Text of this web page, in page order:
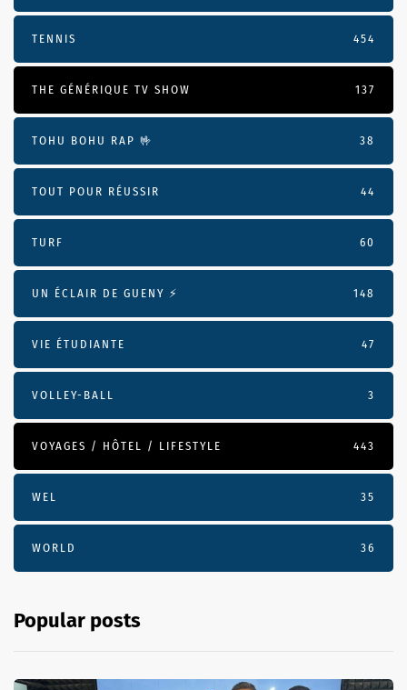
TENNIS 454
THE GÉNÉRIQUE TV SHOW 137
TOHU BOHU RAP 🤟 38
TOUT POUR RÉUSSIR 44
TURF 60
UN ÉCLAIR DE GUENY ⚡️ 148
VIE ÉTUDIANTE 47
VOLLEY-BALL 3
VOYAGES / HÔTEL / LIFESTYLE 443
WEL 35
WORLD 36
Popular posts